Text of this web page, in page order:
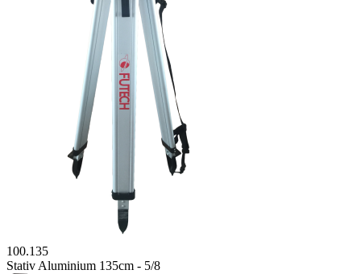
100.135
Stativ Aluminium 135cm - 5/8